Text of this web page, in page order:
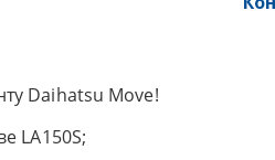
Daihatsu Move!
LA150S;